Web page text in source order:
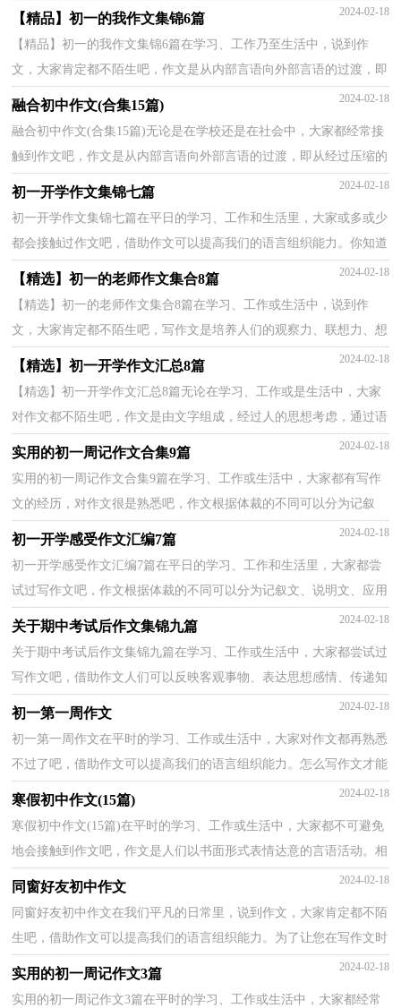
外部言语的过渡，即从经过压缩的简要的、自己能明白...
【精品】初一的我作文集锦6篇 2024-02-18
【精品】初一的我作文集锦6篇在学习、工作乃至生活中，说到作
文，大家肯定都不陌生吧，作文是从内部言语向外部言语的过渡，即
从经过压缩的简要的、自己能明白的语言，向开展的、具有...
融合初中作文(合集15篇) 2024-02-18
融合初中作文(合集15篇)无论是在学校还是在社会中，大家都经常接
触到作文吧，作文是从内部言语向外部言语的过渡，即从经过压缩的
简要的、自己能明白的语言，向开展的、具有规范语法...
初一开学作文集锦七篇 2024-02-18
初一开学作文集锦七篇在平日的学习、工作和生活里，大家或多或少
都会接触过作文吧，借助作文可以提高我们的语言组织能力。你知道
作文怎样写才规范吗？以下是小编整理的初一开学作...
【精选】初一的老师作文集合8篇 2024-02-18
【精选】初一的老师作文集合8篇在学习、工作或生活中，说到作
文，大家肯定都不陌生吧，写作文是培养人们的观察力、联想力、想
象力、思考力和记忆力的重要手段。那么你知道一篇好...
【精选】初一开学作文汇总8篇 2024-02-18
【精选】初一开学作文汇总8篇无论在学习、工作或是生活中，大家
对作文都不陌生吧，作文是由文字组成，经过人的思想考虑，通过语
言组织来表达一个主题意义的文体。那么一般作文是怎...
实用的初一周记作文合集9篇 2024-02-18
实用的初一周记作文合集9篇在学习、工作或生活中，大家都有写作
文的经历，对作文很是熟悉吧，作文根据体裁的不同可以分为记叙
文、说明文、应用文、议论文。那么你有了解过作文吗？...
初一开学感受作文汇编7篇 2024-02-18
初一开学感受作文汇编7篇在平日的学习、工作和生活里，大家都尝
试过写作文吧，作文根据体裁的不同可以分为记叙文、说明文、应用
文、议论文。那么一般作文是怎么写的呢？下面是小...
关于期中考试后作文集锦九篇 2024-02-18
关于期中考试后作文集锦九篇在学习、工作或生活中，大家都尝试过
写作文吧，借助作文人们可以反映客观事物、表达思想感情、传递知
识信息。那要怎么写好作文呢？下面是小编收集整理...
初一第一周作文 2024-02-18
初一第一周作文在平时的学习、工作或生活中，大家对作文都再熟悉
不过了吧，借助作文可以提高我们的语言组织能力。怎么写作文才能
避免踩雷呢？下面是小编收集整理的初一第一周作文...
寒假初中作文(15篇) 2024-02-18
寒假初中作文(15篇)在平时的学习、工作或生活中，大家都不可避免
地会接触到作文吧，作文是人们以书面形式表情达意的言语活动。相
信许多人会觉得作文很难写吧，以下是小编帮大家整...
同窗好友初中作文 2024-02-18
同窗好友初中作文在我们平凡的日常里，说到作文，大家肯定都不陌
生吧，借助作文可以提高我们的语言组织能力。为了让您在写作文时
更加简单方便，以下是小编帮大家整理的同窗好友初中...
实用的初一周记作文3篇 2024-02-18
实用的初一周记作文3篇在平时的学习、工作或生活中，大家都经常